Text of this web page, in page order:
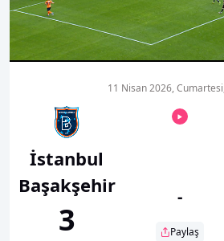
İstanbul
Başakşehir
3
11 Nisan 2026,
-
Paylaş